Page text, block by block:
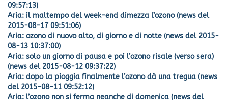
09:57:13)
Aria: il maltempo del week-end dimezza l’ozono (news del
2015-08-17 09:51:06)
Aria: ozono di nuovo alto, di giorno e di notte (news del 2015-
08-13 10:37:00)
Aria: solo un giorno di pausa e poi l’ozono risale (verso sera)
(news del 2015-08-12 09:37:22)
Aria: dopo la pioggia finalmente l’ozono dà una tregua (news
del 2015-08-11 09:52:12)
Aria: l’ozono non si ferma neanche di domenica (news del